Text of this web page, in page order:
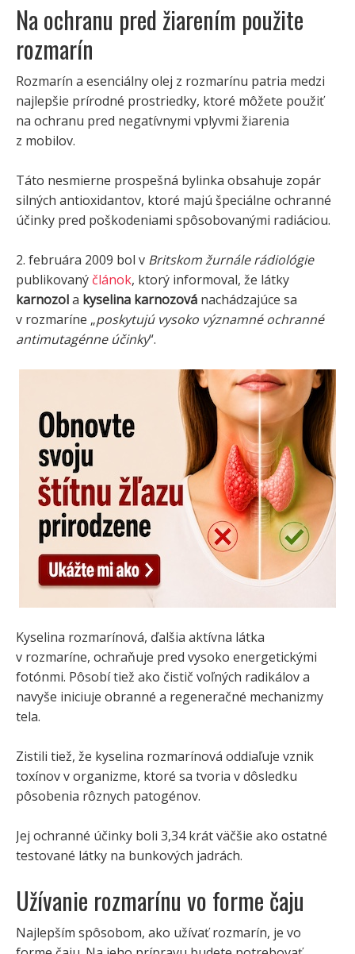
Na ochranu pred žiarením použite
rozmarín
Rozmarín a esenciálny olej z rozmarínu patria medzi
najlepšie prírodné prostriedky, ktoré môžete použiť
na ochranu pred negatívnymi vplyvmi žiarenia
z mobilov.
Táto nesmierne prospešná bylinka obsahuje zopár
silných antioxidantov, ktoré majú špeciálne ochranné
účinky pred poškodeniami spôsobovanými radiáciou.
2. februára 2009 bol v Britskom žurnále rádiológie
publikovaný článok, ktorý informoval, že látky
karnozola kyselina karnozová nachádzajúce sa
v rozmaríne „poskytujú vysoko významné ochranné
antimutagénne účinky“.
Kyselina rozmarínová, ďalšia aktívna látka
v rozmaríne, ochraňuje pred vysoko energetickými
fotónmi. Pôsobí tiež ako čistič voľných radikálov a
navyše iniciuje obranné a regeneračné mechanizmy
tela.
Zistili tiež, že kyselina rozmarínová oddiaľuje vznik
toxínov v organizme, ktoré sa tvoria v dôsledku
pôsobenia rôznych patogénov.
Jej ochranné účinky boli 3,34 krát väčšie ako ostatné
testované látky na bunkových jadrách.
Užívanie rozmarínu vo forme čaju
Najlepším spôsobom, ako užívať rozmarín, je vo